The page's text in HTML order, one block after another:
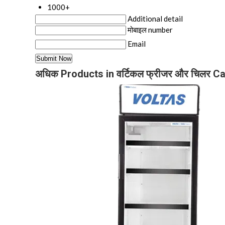
1000+
Additional detail
मोबाइल number
Email
अधिक Products in वर्टिकल फ्रीजर और चिलर